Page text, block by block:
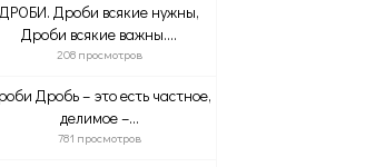
ДРОБИ. Дроби всякие нужны,
Дроби всякие важны....
208 просмотров
Дробь – это есть частное,
делимое –...
781 просмотров